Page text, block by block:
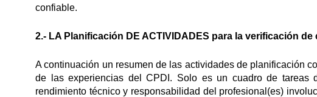
confiable.
2.- LA Planificación DE ACTIVIDADES para la verificación de
A continuación un resumen de las actividades de planificación
de las experiencias del CPDI. Solo es un cuadro de tareas
rendimiento técnico y responsabilidad del profesional(es)